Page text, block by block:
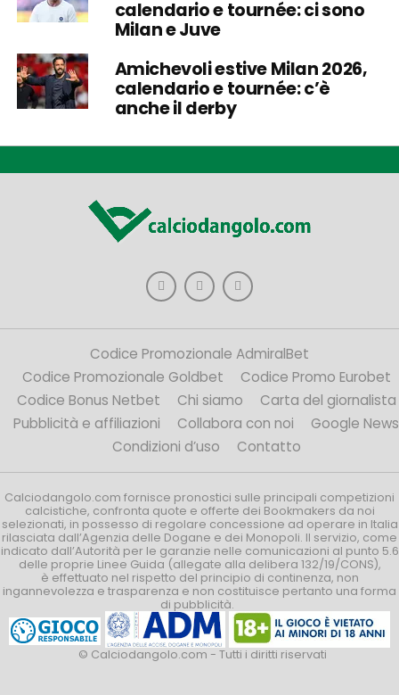
calendario e tournée: ci sono
Milan e Juve
Amichevoli estive Milan 2026,
calendario e tournée: c’è
anche il derby
Codice Promozionale AdmiralBet
Codice Promozionale Goldbet
Codice Promo Eurobet
Codice Bonus Netbet
Chi siamo
Carta del giornalista
Pubblicità e affiliazioni
Collabora con noi
Google News
Condizioni d’uso
Contatto
Calciodangolo.com fornisce pronostici sulle principali competizioni
calcistiche, confronta quote e offerte dei Bookmakers da noi
selezionati, in possesso di regolare concessione ad operare in Italia
rilasciata dall’Agenzia delle Dogane e dei Monopoli. Il servizio, come
indicato dall’Autorità per le garanzie nelle comunicazioni al punto 5.6
delle proprie Linee Guida (allegate alla delibera 132/19/CONS),
è effettuato nel rispetto del principio di continenza, non
ingannevolezza e trasparenza e non costituisce pertanto una forma
di pubblicità.
© Calciodangolo.com - Tutti i diritti riservati